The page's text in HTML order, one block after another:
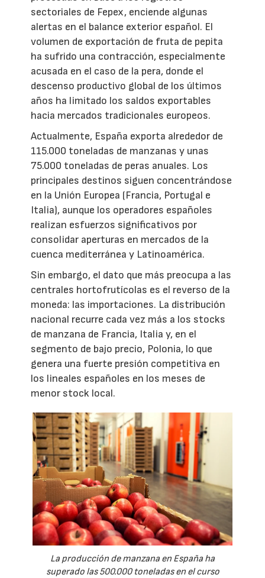
sectoriales de Fepex, enciende algunas
alertas en el balance exterior español. El
volumen de exportación de fruta de pepita
ha sufrido una contracción, especialmente
acusada en el caso de la pera, donde el
descenso productivo global de los últimos
años ha limitado los saldos exportables
hacia mercados tradicionales europeos.
Actualmente, España exporta alrededor de
115.000 toneladas de manzanas y unas
75.000 toneladas de peras anuales. Los
principales destinos siguen concentrándose
en la Unión Europea (Francia, Portugal e
Italia), aunque los operadores españoles
realizan esfuerzos significativos por
consolidar aperturas en mercados de la
cuenca mediterránea y Latinoamérica.
Sin embargo, el dato que más preocupa a las
centrales hortofrutícolas es el reverso de la
moneda: las importaciones. La distribución
nacional recurre cada vez más a los stocks
de manzana de Francia, Italia y, en el
segmento de bajo precio, Polonia, lo que
genera una fuerte presión competitiva en
los lineales españoles en los meses de
menor stock local.
La producción de manzana en España ha
superado las 500.000 toneladas en el curso